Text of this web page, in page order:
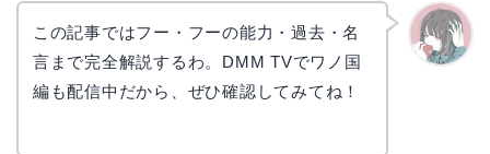
この記事ではフー・フーの能力・過去・名
言まで完全解説するわ。DMM TVでワノ国
編も配信中だから、ぜひ確認してみてね！